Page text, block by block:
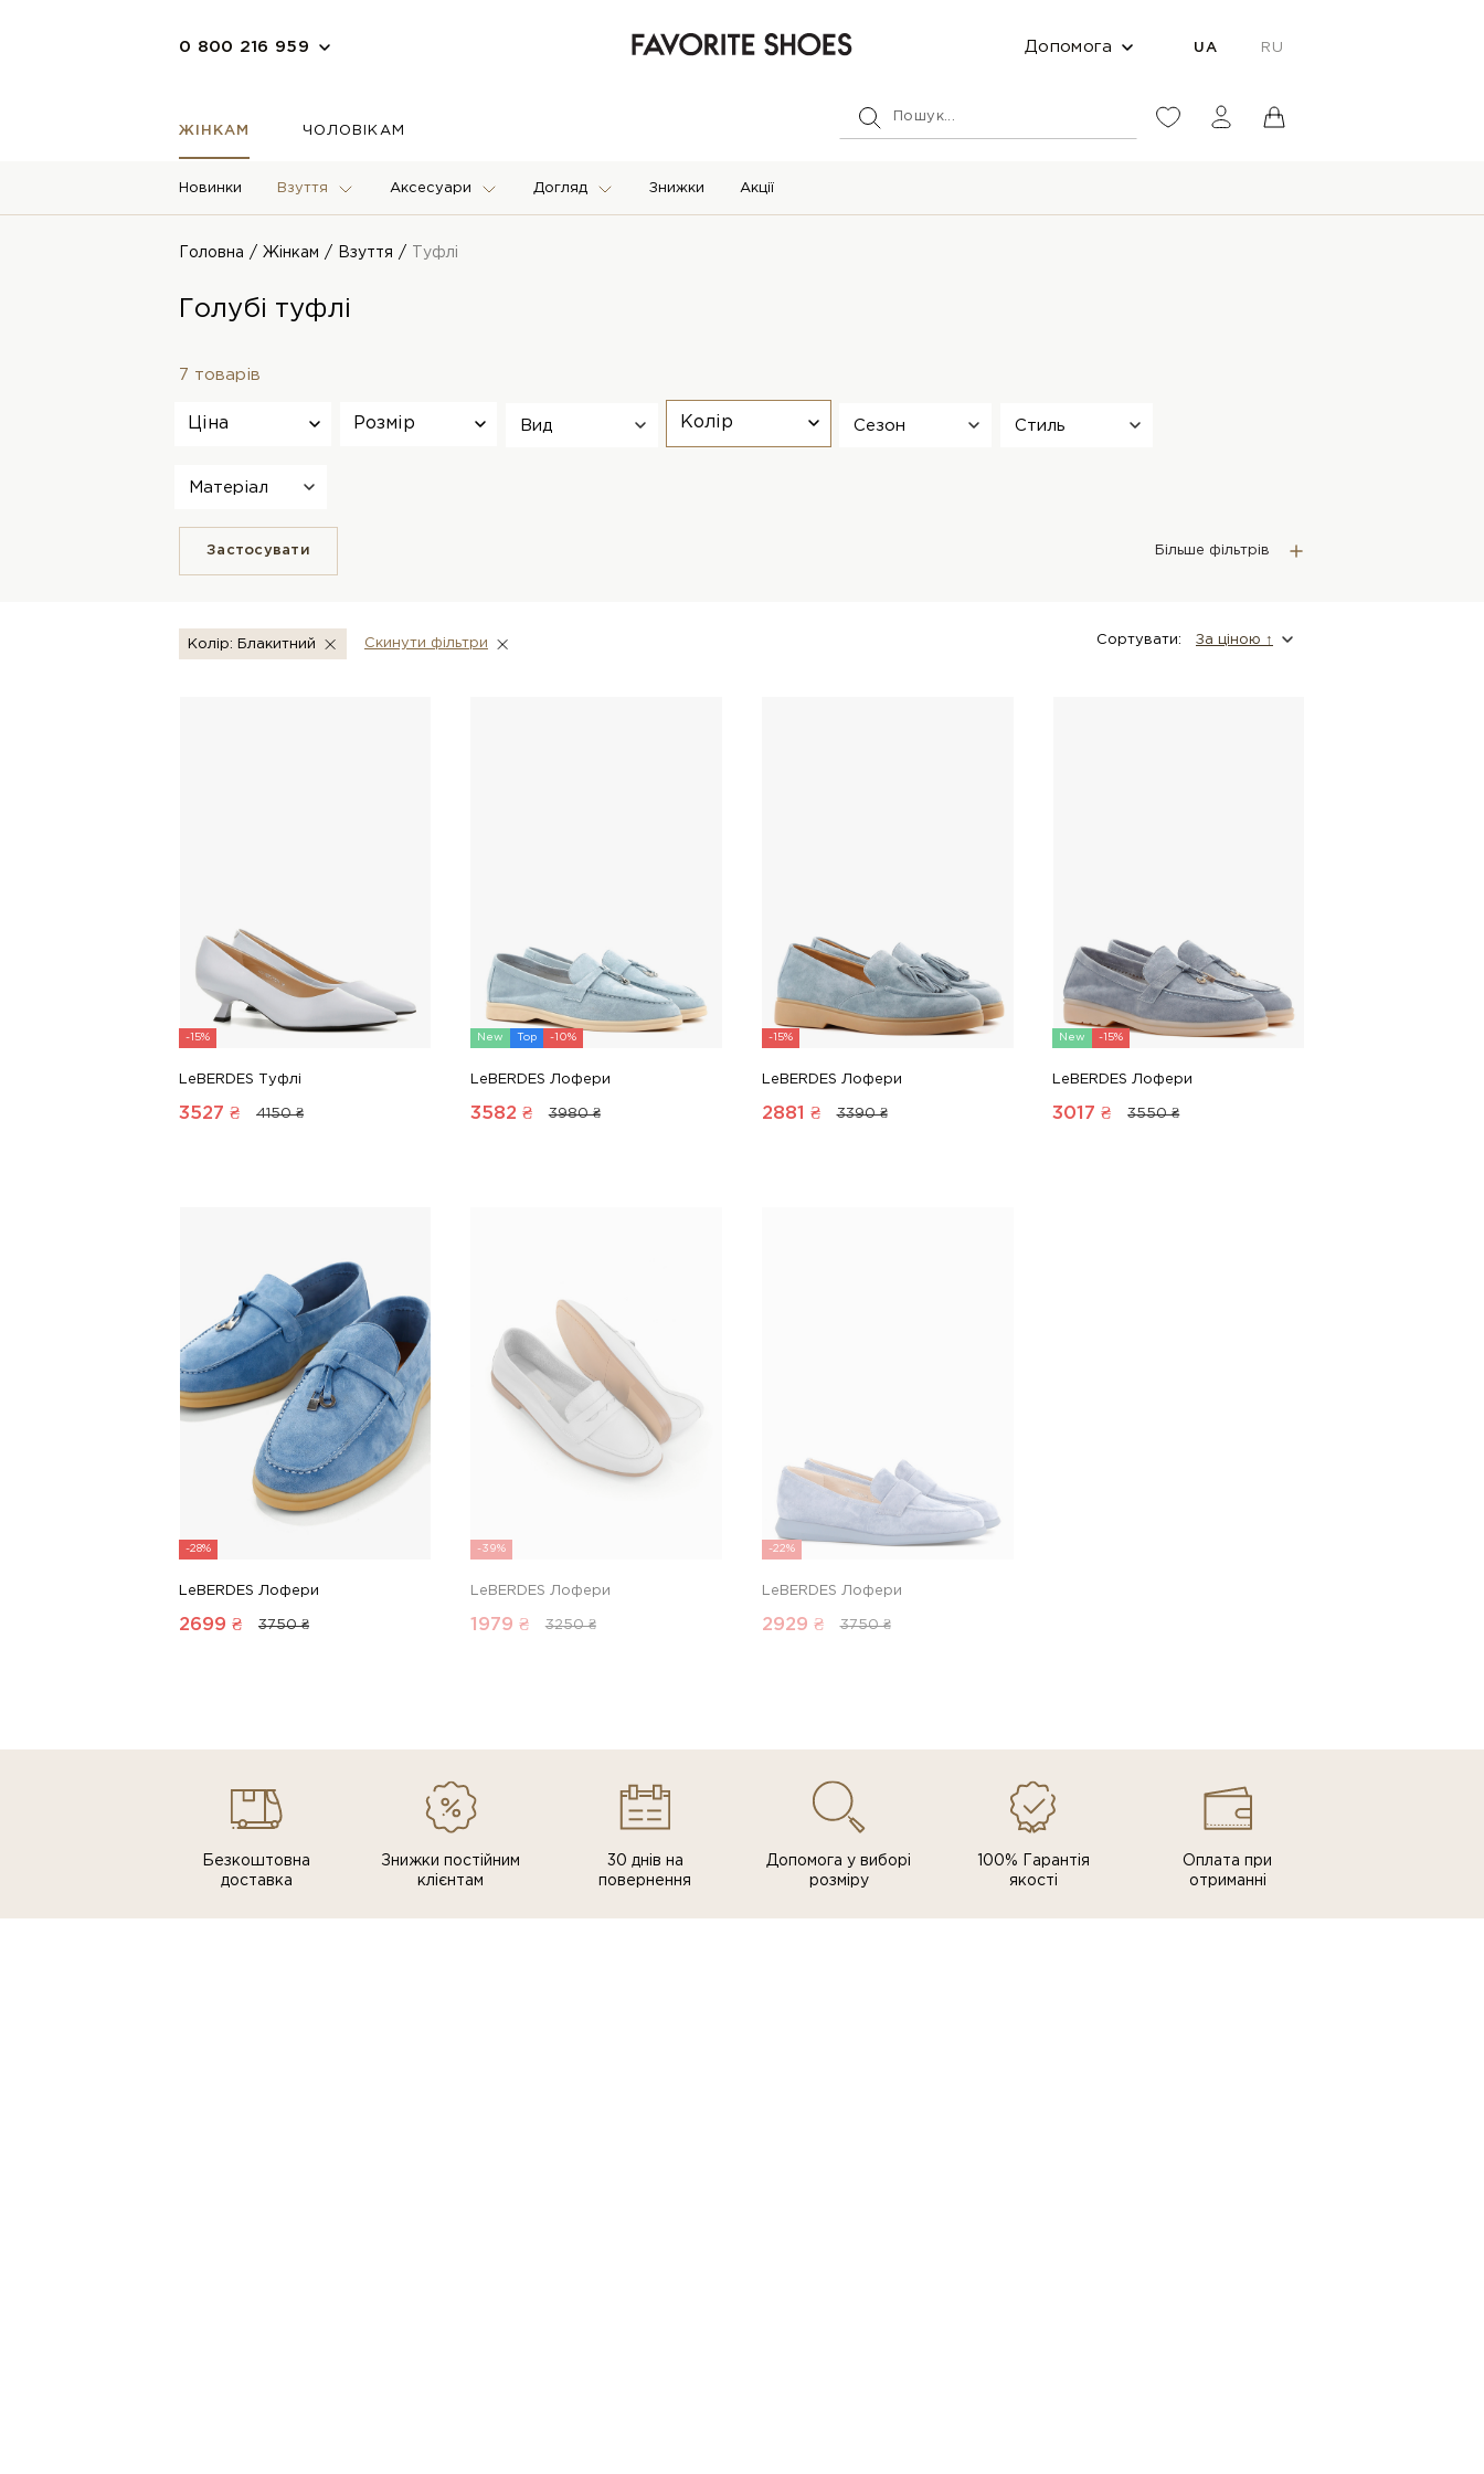
0 800 216 959 Допомога UA RU
ЖІНКАМ ЧОЛОВІКАМ
Новинки Взуття Аксесуари Догляд Знижки Акції
Головна Жінкам Взуття Туфлі
Голубі туфлі
7 товарів
Ціна Розмір Вид Колір Сезон Стиль
Матеріал
Застосувати Більше фільтрів
Сортувати: За цiною ↑
Колір: Блакитний Скинути фiльтри
-15%
LeBERDES Туфлі
3527 ₴ 4150 ₴
New Top -10%
LeBERDES Лофери
3582 ₴ 3980 ₴
-15%
LeBERDES Лофери
2881 ₴ 3390 ₴
New -15%
LeBERDES Лофери
3017 ₴ 3550 ₴
-28%
LeBERDES Лофери
2699 ₴ 3750 ₴
-39%
LeBERDES Лофери
1979 ₴ 3250 ₴
-22%
LeBERDES Лофери
2929 ₴ 3750 ₴
Безкоштовна
доставка
Знижки постiйним
клiєнтам
30 днів на
повернення
Допомога у виборі
розміру
100% Гарантія
якості
Оплата при
отриманні